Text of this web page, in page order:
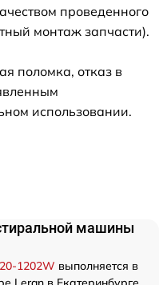
проведенного
монтаж запчасти).
поломка, отказ в
использовании.
машины
1202W выполняется в